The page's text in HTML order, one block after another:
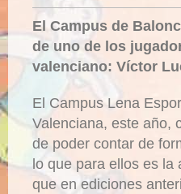
El Campus de
de uno de los
valenciano: Víctor
El Campus Lena
Valenciana, este año,
de poder contar de
lo que para ellos es
que en ediciones